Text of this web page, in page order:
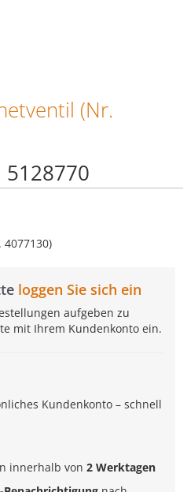
(Nr.
5128770
loggen Sie sich ein
aufgeben zu
mit Ihrem Kundenkonto ein.
Kundenkonto – schnell
innerhalb von 2 Werktagen